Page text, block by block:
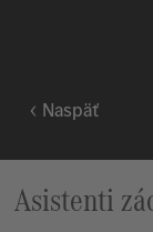
Naspäť
Asistenti